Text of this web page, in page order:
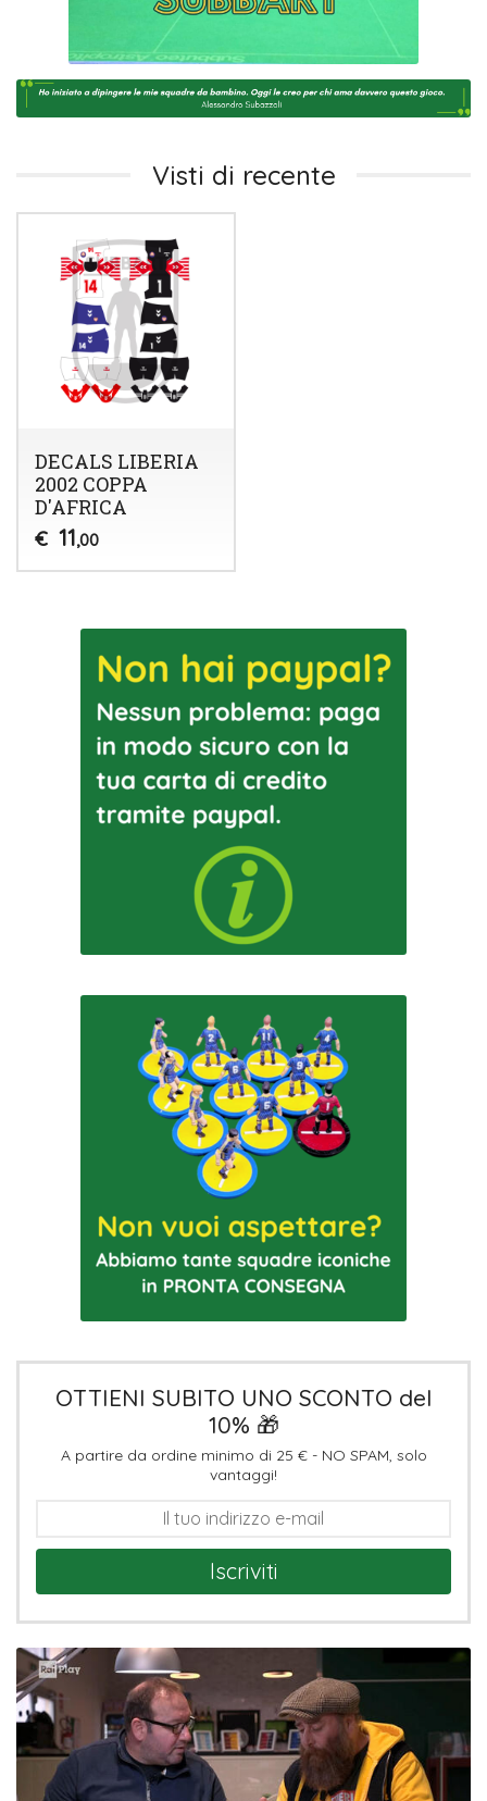
Visti di recente
DECALS LIBERIA
2002 COPPA
D'AFRICA
€ 11,00
OTTIENI SUBITO UNO SCONTO del
10% 🎁
A partire da ordine minimo di 25 € - NO SPAM, solo
vantaggi!
Iscriviti